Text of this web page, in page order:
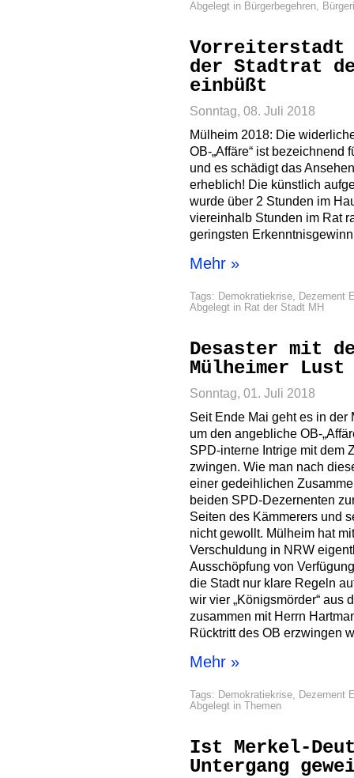
Abgelegt in Bürgerbegehren,
Vorreiterstadt
der Stadtrat
einbüßt
Sonntag, 08. Juli 2018
Mülheim 2018: Die
OB-„Affäre“ ist bezeichnend
und es schädigt das
erheblich! Die künstlich
wurde über 2 Stunden im
viereinhalb Stunden im Rat
geringsten
Mehr »
Tags: Demokratiekrise, Dezernent
Abgelegt in Rat der Stadt MH
Desaster mit
Mülheimer Lust
Sonntag, 01. Juli 2018
Seit Ende Mai geht es in der
um den angebliche OB-
SPD-interne Intrige mit dem
zwingen. Wie man nach
einer gedeihlichen
beiden SPD-Dezernenten
Seiten des Kämmerers und
nicht gewollt. Mülheim hat
Verschuldung in NRW
Ausschöpfung von
die Stadt nur klare Regeln
wir vier „Königsmörder“ aus
zusammen mit Herrn
Rücktritt des OB erzwingen
Mehr »
Tags: Demokratiekrise, Dezernent
Abgelegt in Themen
Ist Merkel-
Untergang